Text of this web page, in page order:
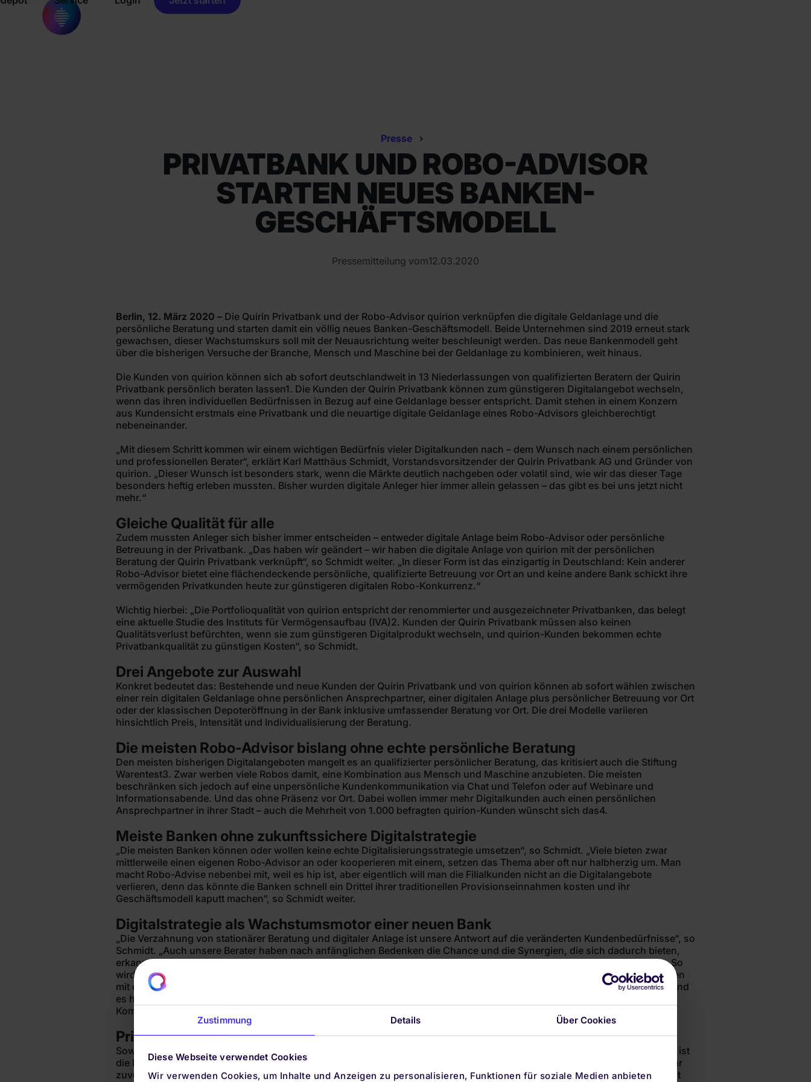
Zustimmung Details Über Cookies
Diese Webseite verwendet Cookies
Wir verwenden Cookies, um Inhalte und Anzeigen zu personalisieren, Funktionen für soziale Medien anbieten
Presse
PRIVATBANK UND ROBO-ADVISOR
STARTEN NEUES BANKEN-
GESCHÄFTSMODELL
Pressemitteilung vom12.03.2020
Berlin, 12. März 2020 – Die Quirin Privatbank und der Robo-Advisor quirion verknüpfen die digitale Geldanlage und die
persönliche Beratung und starten damit ein völlig neues Banken-Geschäftsmodell. Beide Unternehmen sind 2019 erneut stark
gewachsen, dieser Wachstumskurs soll mit der Neuausrichtung weiter beschleunigt werden. Das neue Bankenmodell geht
über die bisherigen Versuche der Branche, Mensch und Maschine bei der Geldanlage zu kombinieren, weit hinaus.
Die Kunden von quirion können sich ab sofort deutschlandweit in 13 Niederlassungen von qualifizierten Beratern der Quirin
Privatbank persönlich beraten lassen1. Die Kunden der Quirin Privatbank können zum günstigeren Digitalangebot wechseln,
wenn das ihren individuellen Bedürfnissen in Bezug auf eine Geldanlage besser entspricht. Damit stehen in einem Konzern
aus Kundensicht erstmals eine Privatbank und die neuartige digitale Geldanlage eines Robo-Advisors gleichberechtigt
nebeneinander.
„Mit diesem Schritt kommen wir einem wichtigen Bedürfnis vieler Digitalkunden nach – dem Wunsch nach einem persönlichen
und professionellen Berater“, erklärt Karl Matthäus Schmidt, Vorstandsvorsitzender der Quirin Privatbank AG und Gründer von
quirion. „Dieser Wunsch ist besonders stark, wenn die Märkte deutlich nachgeben oder volatil sind, wie wir das dieser Tage
besonders heftig erleben mussten. Bisher wurden digitale Anleger hier immer allein gelassen – das gibt es bei uns jetzt nicht
mehr.“
Gleiche Qualität für alle
Zudem mussten Anleger sich bisher immer entscheiden – entweder digitale Anlage beim Robo-Advisor oder persönliche
Betreuung in der Privatbank. „Das haben wir geändert – wir haben die digitale Anlage von quirion mit der persönlichen
Beratung der Quirin Privatbank verknüpft“, so Schmidt weiter. „In dieser Form ist das einzigartig in Deutschland: Kein anderer
Robo-Advisor bietet eine flächendeckende persönliche, qualifizierte Betreuung vor Ort an und keine andere Bank schickt ihre
vermögenden Privatkunden heute zur günstigeren digitalen Robo-Konkurrenz.“
Wichtig hierbei: „Die Portfolioqualität von quirion entspricht der renommierter und ausgezeichneter Privatbanken, das belegt
eine aktuelle Studie des Instituts für Vermögensaufbau (IVA)2. Kunden der Quirin Privatbank müssen also keinen
Qualitätsverlust befürchten, wenn sie zum günstigeren Digitalprodukt wechseln, und quirion-Kunden bekommen echte
Privatbankqualität zu günstigen Kosten“, so Schmidt.
Drei Angebote zur Auswahl
Konkret bedeutet das: Bestehende und neue Kunden der Quirin Privatbank und von quirion können ab sofort wählen zwischen
einer rein digitalen Geldanlage ohne persönlichen Ansprechpartner, einer digitalen Anlage plus persönlicher Betreuung vor Ort
oder der klassischen Depoteröffnung in der Bank inklusive umfassender Beratung vor Ort. Die drei Modelle variieren
hinsichtlich Preis, Intensität und Individualisierung der Beratung.
Die meisten Robo-Advisor bislang ohne echte persönliche Beratung
Den meisten bisherigen Digitalangeboten mangelt es an qualifizierter persönlicher Beratung, das kritisiert auch die Stiftung
Warentest3. Zwar werben viele Robos damit, eine Kombination aus Mensch und Maschine anzubieten. Die meisten
beschränken sich jedoch auf eine unpersönliche Kundenkommunikation via Chat und Telefon oder auf Webinare und
Informationsabende. Und das ohne Präsenz vor Ort. Dabei wollen immer mehr Digitalkunden auch einen persönlichen
Ansprechpartner in ihrer Stadt – auch die Mehrheit von 1.000 befragten quirion-Kunden wünscht sich das4.
Meiste Banken ohne zukunftssichere Digitalstrategie
„Die meisten Banken können oder wollen keine echte Digitalisierungsstrategie umsetzen“, so Schmidt. „Viele bieten zwar
mittlerweile einen eigenen Robo-Advisor an oder kooperieren mit einem, setzen das Thema aber oft nur halbherzig um. Man
macht Robo-Advise nebenbei mit, weil es hip ist, aber eigentlich will man die Filialkunden nicht an die Digitalangebote
verlieren, denn das könnte die Banken schnell ein Drittel ihrer traditionellen Provisionseinnahmen kosten und ihr
Geschäftsmodell kaputt machen“, so Schmidt weiter.
Digitalstrategie als Wachstumsmotor einer neuen Bank
„Die Verzahnung von stationärer Beratung und digitaler Anlage ist unsere Antwort auf die veränderten Kundenbedürfnisse“, so
Schmidt. „Auch unsere Berater haben nach anfänglichen Bedenken die Chance und die Synergien, die sich dadurch bieten,
erkannt. Denn quirion erschließt neue Kundengruppen, insbesondere in jüngeren, digitalaffinen Bevölkerungsschichten. So
wird unser Digitalangebot zum Wachstumsmotor für den gesamten Konzern“, betont Schmidt. „In der Symbiose der digitalen
mit der analogen Welt liegt der zukünftige Erfolg einer Bank. Wer das ignoriert, wer primär auf kurzfristige Margen schaut und
es heute verpasst, die Kunden auf den richtigen Kanälen abzuholen und zu betreuen – persönlich, digital oder beides in
Kombination –, der hat morgen keine Kunden mehr.“
Privatbank und digitale Tochter 2019 erneut stark gewachsen
Sowohl die Quirin Privatbank wie auch die digitale Tochter sind im vergangenen Geschäftsjahr erneut stark gewachsen. So ist
die Bank bei den verwalteten Assets um 25 % gewachsen und konnte 60 % mehr Nettomittelzuflüsse generieren als im Jahr
zuvor. quirion ist bei den verwalteten Kundengeldern um stattliche 131 % gewachsen, bei den Kunden sogar um 167 %. „Mit